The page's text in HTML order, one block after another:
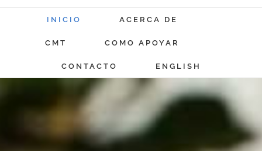
INICIO ACERCA DE
CMT COMO APOYAR
CONTACTO ENGLISH